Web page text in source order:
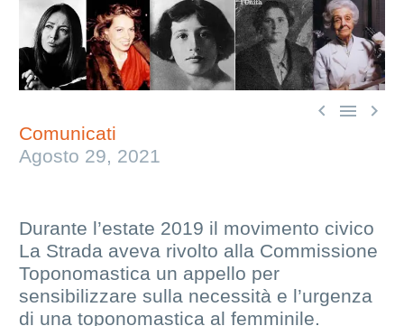
  
Comunicati
Agosto 29, 2021
Durante l’estate 2019 il movimento civico
La Strada aveva rivolto alla Commissione
Toponomastica un appello per
sensibilizzare sulla necessità e l’urgenza
di una toponomastica al femminile.